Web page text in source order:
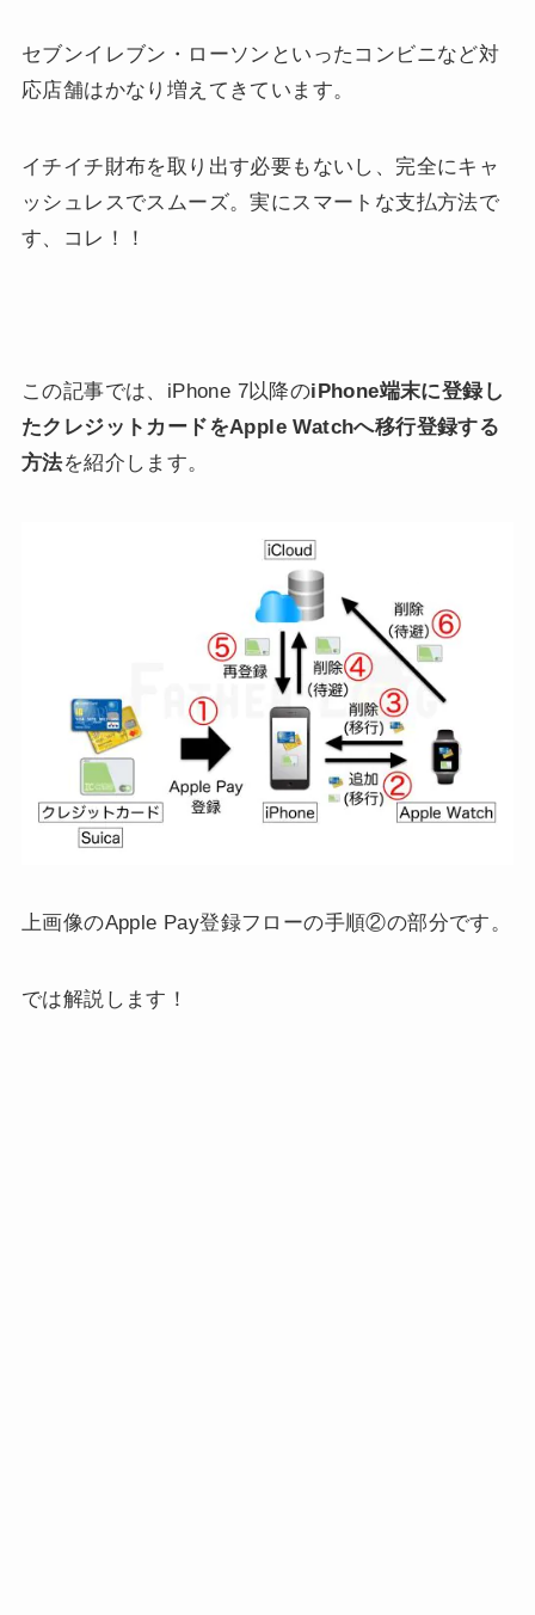
セブンイレブン・ローソンといったコンビニなど対
応店舗はかなり増えてきています。
イチイチ財布を取り出す必要もないし、完全にキャ
ッシュレスでスムーズ。実にスマートな支払方法で
す、コレ！！
この記事では、iPhone 7以降のiPhone端末に登録し
たクレジットカードをApple Watchへ移行登録する
方法を紹介します。
上画像のApple Pay登録フローの手順②の部分です。
では解説します！